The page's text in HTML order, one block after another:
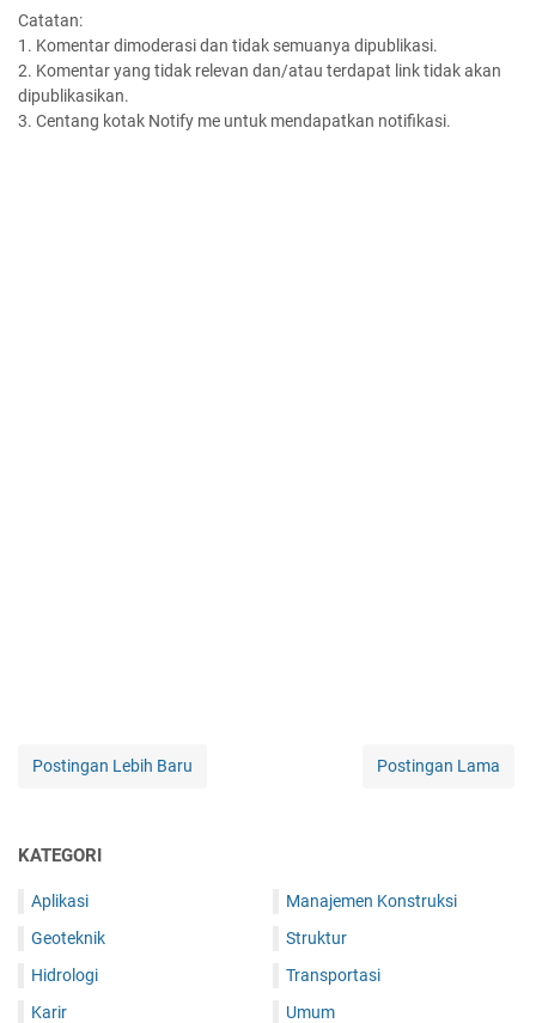
Catatan:
1. Komentar dimoderasi dan tidak semuanya dipublikasi.
2. Komentar yang tidak relevan dan/atau terdapat link tidak akan
dipublikasikan.
3. Centang kotak Notify me untuk mendapatkan notifikasi.
Postingan Lebih Baru Postingan Lama
KATEGORI
Aplikasi
Geoteknik
Hidrologi
Karir
Manajemen Konstruksi
Struktur
Transportasi
Umum